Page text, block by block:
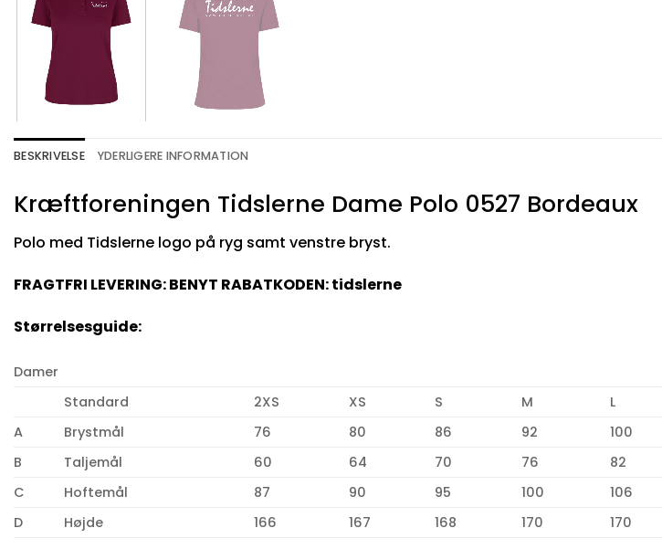
BESKRIVELSE YDERLIGERE INFORMATION
Kræftforeningen Tidslerne Dame Polo 0527 Bordeaux
Polo med Tidslerne logo på ryg samt venstre bryst.
FRAGTFRI LEVERING: BENYT RABATKODEN: tidslerne
Størrelsesguide:
Damer
Standard
2XS XS S M L
A
Brystmål 76 80 86 92 100
B
Taljemål 60 64 70 76 82
C
Hoftemål 87 90 95 100 106
D
Højde 166 167 168 170 170